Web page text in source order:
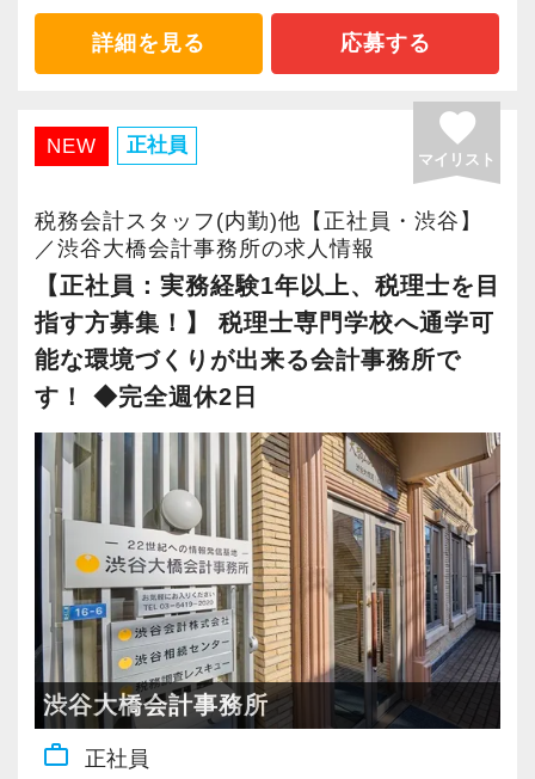
“明るくて仲が良い”というのも当社の特徴。
良くも悪くも“おせっかい”な人が多く、お客様の
ために、一緒に働く仲間のために、本気になれ
る熱い人が多いです。
昇格のスピードも早く、やりがいや成長してい
る実感が得られやすい職場です。
等級制度でキャリアアップの道筋が明確になっ
ているので、目標を立ててどんどん達成してい
きましょう！
「こういうことをやってみたい！」という強い
思いがある人、大歓迎です！
【求職者へのメッセージ】
当社の実践型インターンでは、普段の学生生活
では扱うことのない専門性が高い業務をお任せ
します。
そのため、勢いだけではどうにもならない課題
や問題点もでてきますが、一つずつ確実に乗り
越えていきましょう！
常に自ら学ぶ姿勢で臨んでください。着実に実
績を作りながら課題や問題の分析スキルを身に
付ける経験を積むことが自信に繋がります。
多くのインターン生を育成した実績があります
ので、安心して仲間と一緒に働く楽しさと自分
の成⻑を日々実感して頂けると思います。
自分が「将来こうなりたい」「こんな風に成⻑
したい」「こういうサービスを提供したい」と
いう夢を語れる若いパワーのある方を求めてい
ます。
新しい扉を開けるのはとても勇気がいることで
すが、輝ける未来のために一歩を踏み出して一
緒に頑張っていきませんか？
【現役スタッフの声】
いるので効率よくストレスフリーに業務をこな
【明確なキャリアパスで成長をバックアップし
キャリアステップは等級制（1〜6等級）で、求
められる業務レベルや役割を明確にしていま
す。目標設定がしやすく、成長を実感しながら
ステップアップが可能です。
昇級は年に2回の自己申請制で何度でもチャレン
ジできます。
【定期的な班替えや席替えで、より多くのこと
を学べる体制！】
当社ではフリーアドレスと固定席を併用しなが
ら業務を行っています。
そのなかで定期的な席替えやチームの班替えを
実施。得意分野や経験の異なる様々な人と一緒
に仕事を行うことで、より柔軟かつ多彩なノウ
ハウや知識を身に付けられる体制を整えていま
す。
実務経験が積めます。
し、更にキャリアを積んでください。
実務経験・キャリアについて詳しくお伺いし担
す。
【社内の雰囲気】
当事務所は先輩スタッフがつきながら、1つ1つ
の業務を丁寧に指導する体制があります。
入社2～3年後に法人税申告書の作成が出来る
様、指導しています。
このような体制があることで安心して業務を進
められ、指導をする側の教育にも繋がってくる
と考えています。
お互い協力しあいながら、共に成長を目指して
いく環境が整っています。
服装は2026年5月からビジネスカジュアルを導
入。清潔感があり社会人としての身だしなみを
心がけて頂ければ大丈夫です。ネイルも自由で
す。
与・達人・MJSミロク情報サービスの会計ソフ
トを使っています
⑤当事務所は自社ビル 第二ビルも2027年4月完
成 新しいビルで気持ちよく一緒に働きませんか
⑥創業31年の成長性と安定感が、従業員の雇用
をお守り致します
⑦組織化され、各業務はマニュアル化されてい
るので安心してお仕事していただけます
⑧個人の生活スタイルを重視した働き方が出来
る事務所です
高品質、高価格の一流ブランド戦略も大きなポ
イントのひとつです。
当事務所は、単なる記帳代行、申告書作成にと
どまらず、クライアントの未来を見据えたパー
トナーであり続けるため、専門知識はもちろ
ん、企画力・提案力も日々磨きをかけていま
す。
あなたのスキルを当事務所で人生の武器に変え
ませんか？ルーティンにとどまらず、「考える
詳細を見る 応募する
NEW 正社員 favorite
マイリスト
税務会計スタッフ(内勤)他【正社員・渋谷】
／渋谷大橋会計事務所の求人情報
【正社員：実務経験1年以上、税理士を目
指す方募集！】 税理士専門学校へ通学可
能な環境づくりが出来る会計事務所で
す！ ◆完全週休2日
渋谷大橋会計事務所
work_outline 正社員